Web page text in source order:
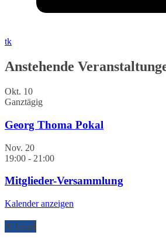
tk
Anstehende
Okt. 10
Ganztägig
Georg Thoma Pokal
Nov. 20
19:00 - 21:00
Mitglieder-Versammlung
Kalender anzeigen
XTrail